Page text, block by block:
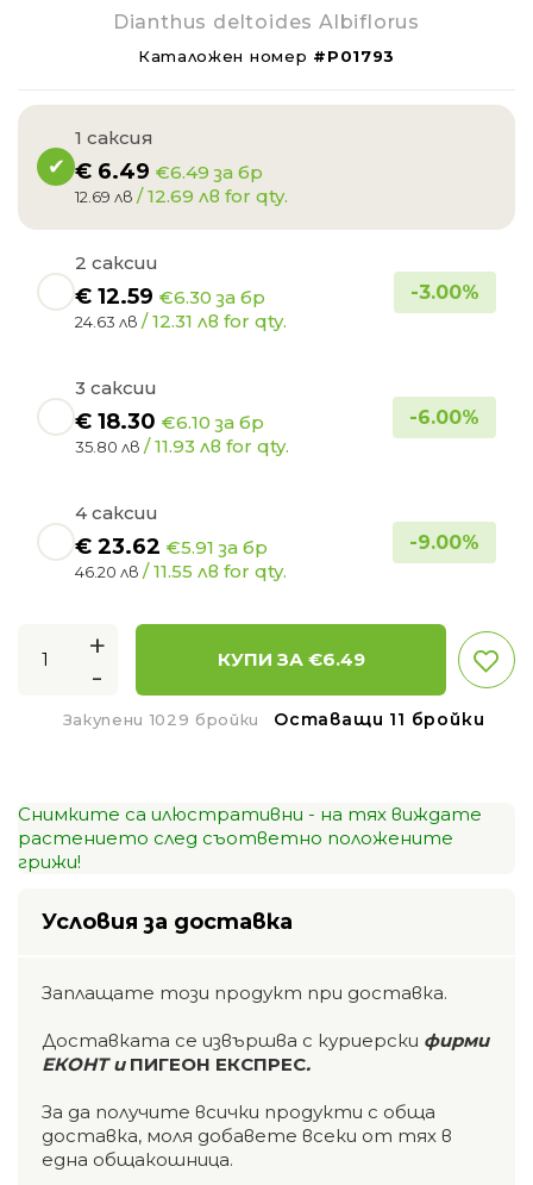
Dianthus deltoides Albiflorus
Каталожен номер #P01793
1 саксия
€ 6.49 €6.49 за бр
12.69 лв / 12.69 лв for qty.
2 саксии
€ 12.59 €6.30 за бр
24.63 лв / 12.31 лв for qty.
-3.00%
3 саксии
€ 18.30 €6.10 за бр
35.80 лв / 11.93 лв for qty.
-6.00%
4 саксии
€ 23.62 €5.91 за бр
46.20 лв / 11.55 лв for qty.
-9.00%
+
-
КУПИ ЗА €6.49
Закупени 1029 бройки Оставащи 11 бройки
Снимките са илюстративни - на тях виждате
растението след съответно положените
грижи!
Условия за доставка
Заплащате този продукт при доставка.
Доставката се извършва с куриерски фирми
ЕКОНТ и ПИГЕОН ЕКСПРЕС.
За да получите всички продукти с обща
доставка, моля добавете всеки от тях в
една общакошница.